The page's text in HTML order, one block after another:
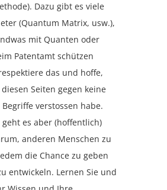
Dazu gibt es viele
(Quantum Matrix, usw.),
mit Quanten oder
Patentamt schützen
das und hoffe,
Seiten gegen keine
verstossen habe.
es aber (hoffentlich)
anderen Menschen zu
die Chance zu geben
entwickeln. Lernen Sie und